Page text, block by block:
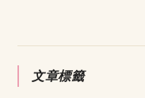
文章標籤